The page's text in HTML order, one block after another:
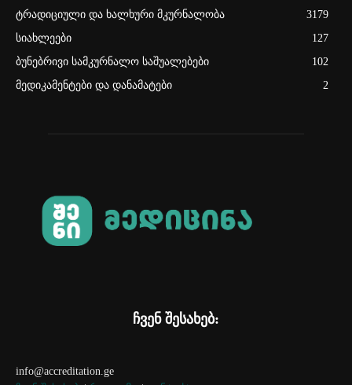
ტრადიციული და ხალხური მკურნალობა
3179
სიახლეები
127
ბუნებრივი სამკურნალო საშუალებები
102
მედიკამენტები და დანამატები
2
ჩვენ შესახებ:
info@accreditation.ge